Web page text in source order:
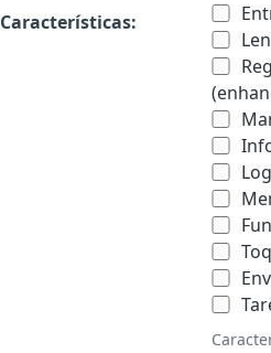
Características: